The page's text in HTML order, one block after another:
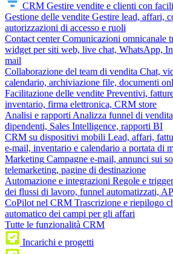
CRM Gestire vendite e clienti con
Gestione delle vendite Gestire lead, affari,
autorizzazioni di accesso e ruoli
Contact center Comunicazioni omnicanale
widget per siti web, live chat, WhatsApp,
mail
Collaborazione del team di vendita Chat,
calendario, archiviazione file, documenti
Facilitazione delle vendite Preventivi,
inventario, firma elettronica, CRM store
Analisi e rapporti Analizza funnel di
dipendenti, Sales Intelligence, rapporti BI
CRM su dispositivi mobili Lead, affari,
e-mail, inventario e calendario a portata di
Marketing Campagne e-mail, annunci sui
telemarketing, pagine di destinazione
Automazione e integrazioni Regole e
dei flussi di lavoro, funnel automatizzati,
CoPilot nel CRM Trascrizione e riepilogo
automatico dei campi per gli affari
Tutte le funzionalità CRM
Incarichi e progetti